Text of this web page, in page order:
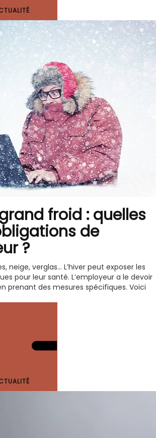
froid : quelles
de
?
neige, verglas… L’hiver peut exposer les
pour leur santé. L’employeur a le devoir
prenant des mesures spécifiques. Voici